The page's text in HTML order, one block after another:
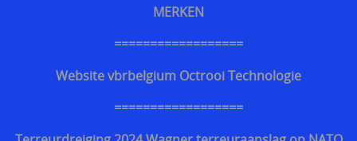
MERKEN
==================
Website vbrbelgium Octrooi Technologie
==================